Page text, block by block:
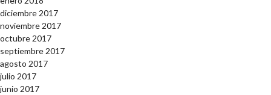
diciembre 2017
noviembre 2017
octubre 2017
septiembre 2017
agosto 2017
julio 2017
junio 2017